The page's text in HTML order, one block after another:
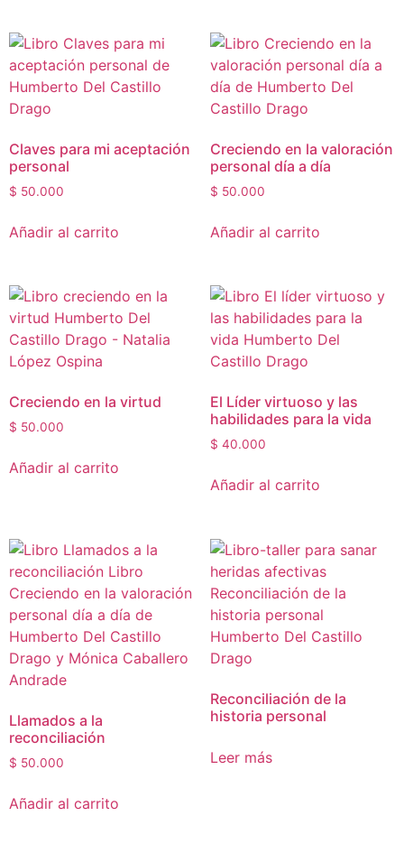
Claves para mi aceptación
personal
$ 50.000
Añadir al carrito
Creciendo en la valoración
personal día a día
$ 50.000
Añadir al carrito
Creciendo en la virtud
$ 50.000
Añadir al carrito
El Líder virtuoso y las
habilidades para la vida
$ 40.000
Añadir al carrito
Llamados a la
reconciliación
$ 50.000
Añadir al carrito
Reconciliación de la
historia personal
Leer más